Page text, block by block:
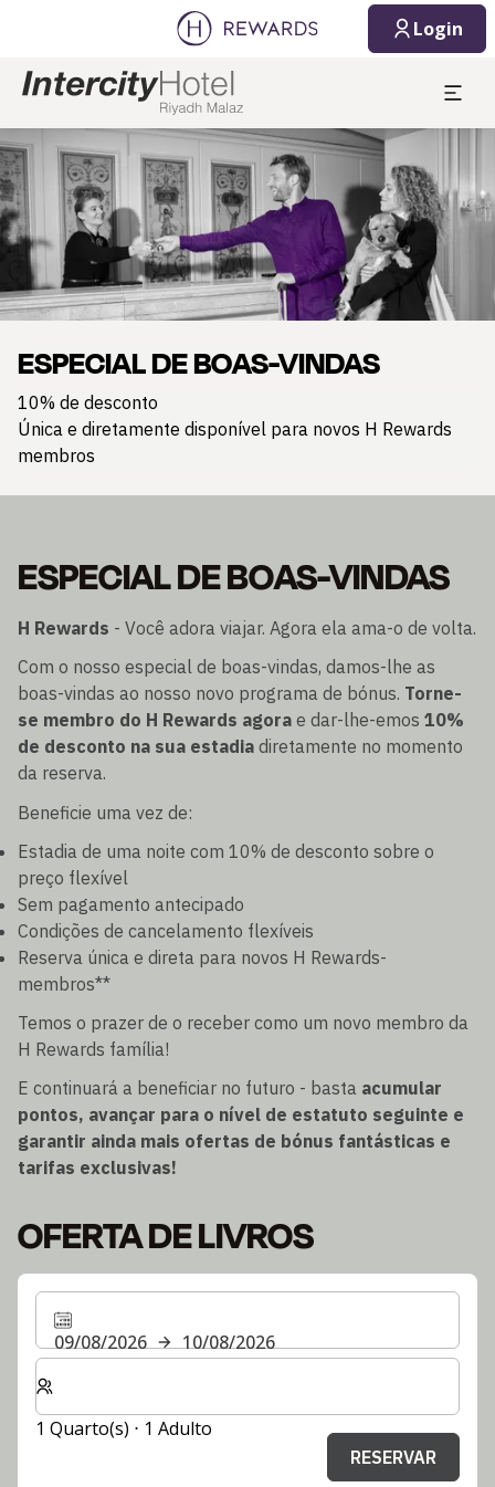
Login
Diapositivo 1 de 1
ESPECIAL DE BOAS-VINDAS
10% de desconto
Única e diretamente disponível para novos H Rewards
membros
ESPECIAL DE BOAS-VINDAS
H Rewards - Você adora viajar. Agora ela ama-o de volta.
Com o nosso especial de boas-vindas, damos-lhe as
boas-vindas ao nosso novo programa de bónus. Torne-
se membro do H Rewards agora e dar-lhe-emos 10%
de desconto na sua estadia diretamente no momento
da reserva.
Beneficie uma vez de:
Estadia de uma noite com 10% de desconto sobre o
preço flexível
Sem pagamento antecipado
Condições de cancelamento flexíveis
Reserva única e direta para novos H Rewards-
membros**
Temos o prazer de o receber como um novo membro da
H Rewards família!
E continuará a beneficiar no futuro - basta acumular
pontos, avançar para o nível de estatuto seguinte e
garantir ainda mais ofertas de bónus fantásticas e
tarifas exclusivas!
OFERTA DE LIVROS
09/08/2026
10/08/2026
Selecionar o número de quartos e de hóspedes para a
1 Quarto(s) ⋅ 1 Adulto
RESERVAR